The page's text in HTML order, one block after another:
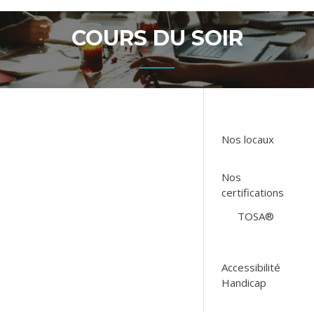
COURS DU SOIR
Nos locaux
Nos
certifications
TOSA®
Accessibilité
Handicap